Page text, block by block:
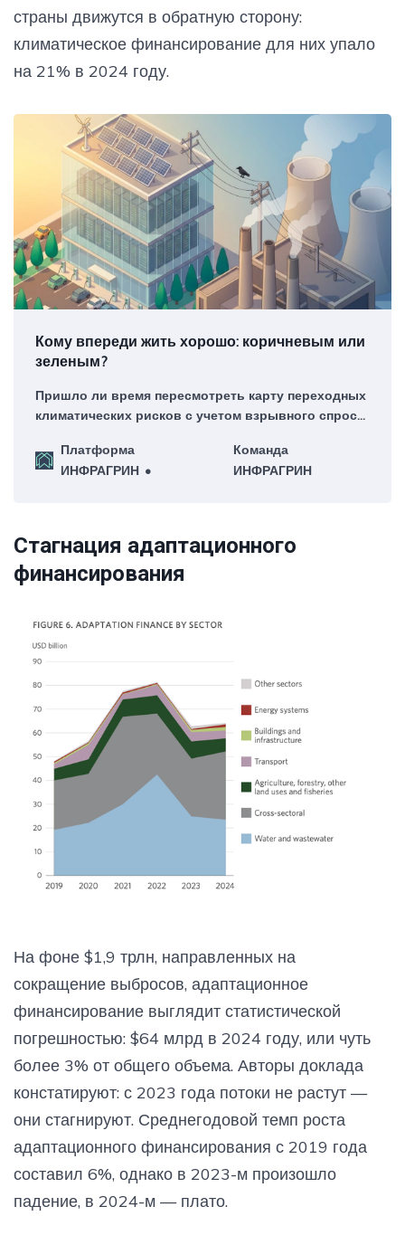
страны движутся в обратную сторону:
климатическое финансирование для них упало
на 21% в 2024 году.
Кому впереди жить хорошо: коричневым или
зеленым?
Пришло ли время пересмотреть карту переходных
климатических рисков с учетом взрывного спроса
гонкой ИИ?
Платформа
ИНФРАГРИН
Команда
ИНФРАГРИН
Стагнация адаптационного
финансирования
На фоне $1,9 трлн, направленных на
сокращение выбросов, адаптационное
финансирование выглядит статистической
погрешностью: $64 млрд в 2024 году, или чуть
более 3% от общего объема. Авторы доклада
констатируют: с 2023 года потоки не растут —
они стагнируют. Среднегодовой темп роста
адаптационного финансирования с 2019 года
составил 6%, однако в 2023-м произошло
падение, в 2024-м — плато.